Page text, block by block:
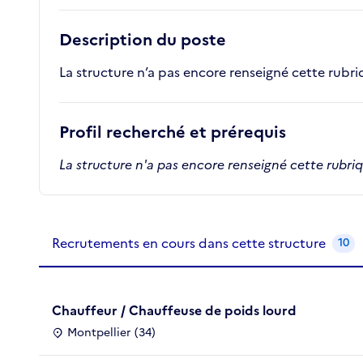
Description du poste
La structure n’a pas encore renseigné cette
Profil recherché et prérequis
La structure n'a pas encore renseigné cette
Recrutements de la structure
Recrutements en cours dans cette structure 10
Chauffeur / Chauffeuse de poids lourd
Montpellier (34)